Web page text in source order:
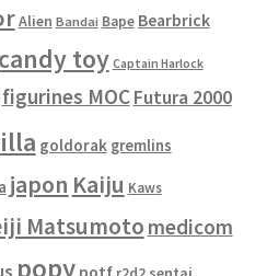
Alien Bandai Bape Bearbrick
candy toy Captain Harlock
figurines MOCFutura 2000
goldorak gremlins
japon Kaiju Kaws
Matsumoto medicom
popy